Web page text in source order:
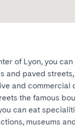
of Lyon, you
and paved
and commercial
the famous
can eat
museums